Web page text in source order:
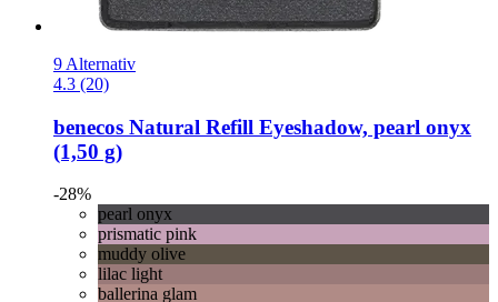
9 Alternativ
4.3 (20)
benecos Natural Refill Eyeshadow, pearl onyx
(1,50 g)
-28%
pearl onyx
prismatic pink
muddy olive
lilac light
ballerina glam